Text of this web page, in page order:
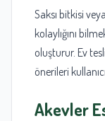
Saksı bitkisi
kolaylığını
oluşturur. Ev
önerileri
Akevler